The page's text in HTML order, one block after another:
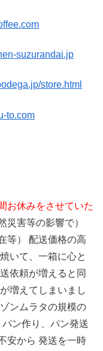
suzurandai.jp
store.html
to.com
お休みをさせていた
災害等の影響で）
等） 配送価格の高
いて、一箱に心と
依頼が増えると同
増えてしまいまし
ンムラタの規模の
ン作り、パン発送
安から 発送を一時